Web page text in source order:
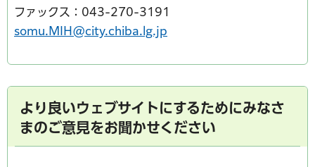
ファックス：043-270-3191
somu.MIH@city.chiba.lg.jp
より良いウェブサイトにするためにみなさ
まのご意見をお聞かせください